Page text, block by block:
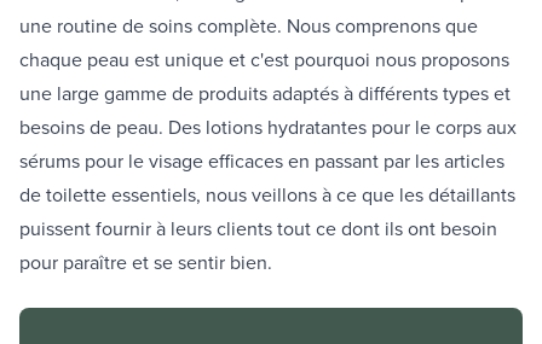
une routine de soins complète. Nous comprenons que
chaque peau est unique et c'est pourquoi nous proposons
une large gamme de produits adaptés à différents types et
besoins de peau. Des lotions hydratantes pour le corps aux
sérums pour le visage efficaces en passant par les articles
de toilette essentiels, nous veillons à ce que les détaillants
puissent fournir à leurs clients tout ce dont ils ont besoin
pour paraître et se sentir bien.